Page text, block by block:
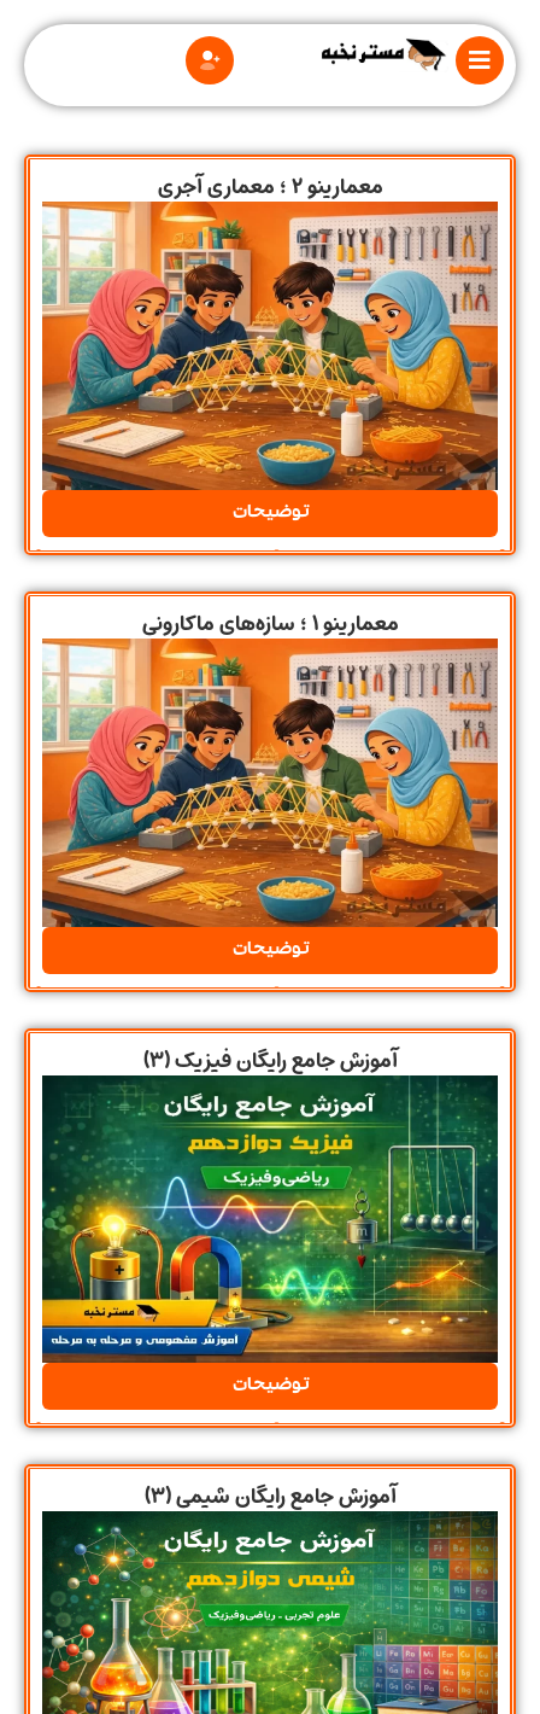
درباره
مقررات
معمارینو 2 ؛ معماری آجری
توضیحات
معمارینو ۱ ؛ سازه‌های ماکارونی
توضیحات
آموزش جامع رایگان فیزیک (۳)
توضیحات
آموزش جامع رایگان شیمی (۳)